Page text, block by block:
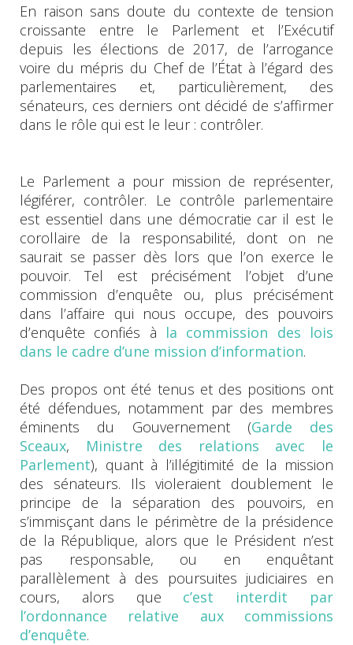
En raison sans doute du contexte de tension
croissante entre le Parlement et l’Exécutif
depuis les élections de 2017, de l’arrogance
voire du mépris du Chef de l’État à l’égard des
parlementaires et, particulièrement, des
sénateurs, ces derniers ont décidé de s’affirmer
dans le rôle qui est le leur : contrôler.
Le Parlement a pour mission de représenter,
légiférer, contrôler. Le contrôle parlementaire
est essentiel dans une démocratie car il est le
corollaire de la responsabilité, dont on ne
saurait se passer dès lors que l’on exerce le
pouvoir. Tel est précisément l’objet d’une
commission d’enquête ou, plus précisément
dans l’affaire qui nous occupe, des pouvoirs
d’enquête confiés à la commission des lois
dans le cadre d’une mission d’information.
Des propos ont été tenus et des positions ont
été défendues, notamment par des membres
éminents du Gouvernement (Garde des
Sceaux, Ministre des relations avec le
Parlement), quant à l’illégitimité de la mission
des sénateurs. Ils violeraient doublement le
principe de la séparation des pouvoirs, en
s’immisçant dans le périmètre de la présidence
de la République, alors que le Président n’est
pas responsable, ou en enquêtant
parallèlement à des poursuites judiciaires en
cours, alors que c’est interdit par
l’ordonnance relative aux commissions
d’enquête.